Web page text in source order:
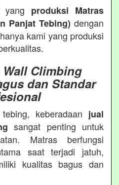
yang produksi Matras
Panjat Tebing) dengan
kami yang produksi
Climbing
dan Standar
keberadaan jual
sangat penting untuk
Matras berfungsi
saat terjadi jatuh,
kualitas bagus dan